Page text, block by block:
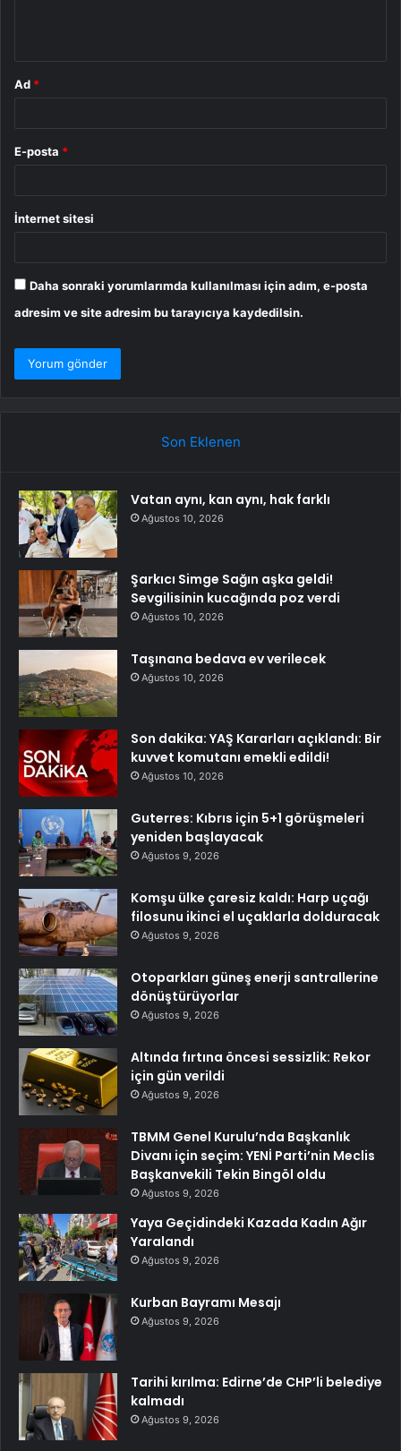
Ad *
E-posta *
İnternet sitesi
Daha sonraki yorumlarımda kullanılması için adım, e-posta
adresim ve site adresim bu tarayıcıya kaydedilsin.
Son Eklenen
Vatan aynı, kan aynı, hak farklı
Ağustos 10, 2026
Şarkıcı Simge Sağın aşka geldi!
Sevgilisinin kucağında poz verdi
Ağustos 10, 2026
Taşınana bedava ev verilecek
Ağustos 10, 2026
Son dakika: YAŞ Kararları açıklandı: Bir
kuvvet komutanı emekli edildi!
Ağustos 10, 2026
Guterres: Kıbrıs için 5+1 görüşmeleri
yeniden başlayacak
Ağustos 9, 2026
Komşu ülke çaresiz kaldı: Harp uçağı
filosunu ikinci el uçaklarla dolduracak
Ağustos 9, 2026
Otoparkları güneş enerji santrallerine
dönüştürüyorlar
Ağustos 9, 2026
Altında fırtına öncesi sessizlik: Rekor
için gün verildi
Ağustos 9, 2026
TBMM Genel Kurulu’nda Başkanlık
Divanı için seçim: YENİ Parti’nin Meclis
Başkanvekili Tekin Bingöl oldu
Ağustos 9, 2026
Yaya Geçidindeki Kazada Kadın Ağır
Yaralandı
Ağustos 9, 2026
Kurban Bayramı Mesajı
Ağustos 9, 2026
Tarihi kırılma: Edirne’de CHP’li belediye
kalmadı
Ağustos 9, 2026